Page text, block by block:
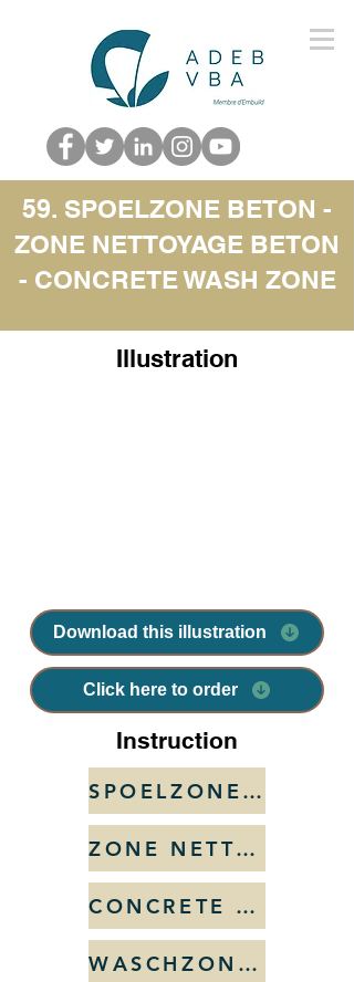
59. SPOELZONE BETON -
ZONE NETTOYAGE BETON
- CONCRETE WASH ZONE
Illustration
Download this illustration
Click here to order
Instruction
SPOELZONE BÉTON
ZONE NETTOYAGE BÉTON
CONCRETE WASH ZONE
WASCHZONE FÜR BETON